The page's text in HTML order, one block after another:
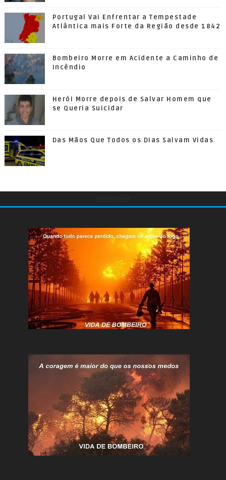
Portugal Vai Enfrentar a Tempestade
Atlântica mais Forte da Região desde 1842
Bombeiro Morre em Acidente a Caminho de
Incêndio
Herói Morre depois de Salvar Homem que
se Queria Suicidar
Das Mãos Que Todos os Dias Salvam Vidas